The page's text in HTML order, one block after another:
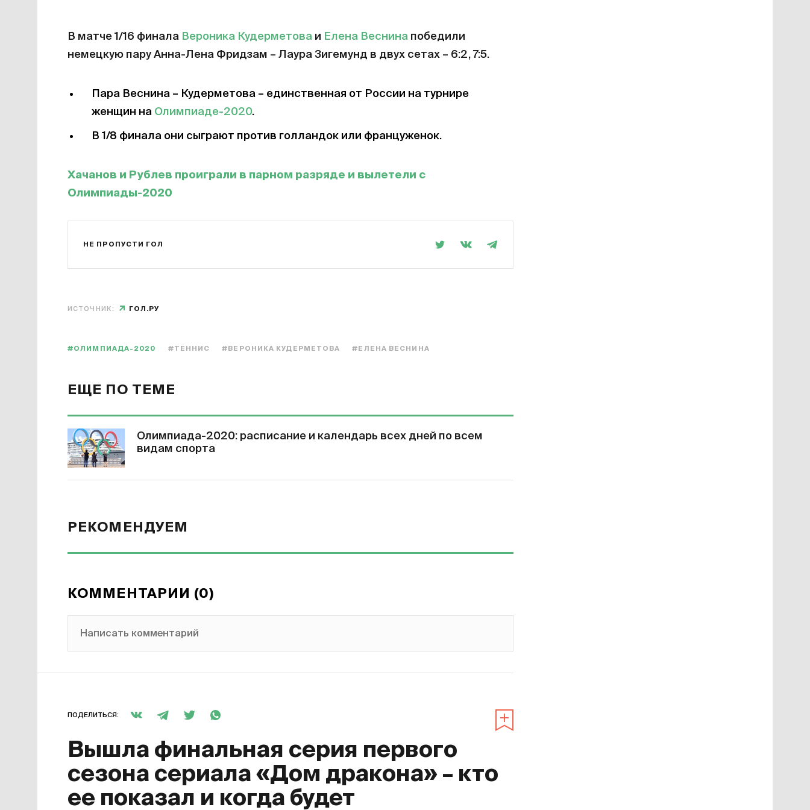
В матче 1/16 финала Вероника Кудерметова и Елена Веснина победили
немецкую пару Анна-Лена Фридзам – Лаура Зигемунд в двух сетах – 6:2, 7:5.
Пара Веснина – Кудерметова – единственная от России на турнире
женщин на Олимпиаде-2020.
В 1/8 финала они сыграют против голландок или француженок.
Хачанов и Рублев проиграли в парном разряде и вылетели с
Олимпиады-2020
НЕ ПРОПУСТИ ГОЛ
ИСТОЧНИК: ГОЛ.РУ
#ОЛИМПИАДА-2020 #ТЕННИС #ВЕРОНИКА КУДЕРМЕТОВА #ЕЛЕНА ВЕСНИНА
ЕЩЕ ПО ТЕМЕ
Олимпиада-2020: расписание и календарь всех дней по всем
видам спорта
РЕКОМЕНДУЕМ
КОММЕНТАРИИ (0)
Написать комментарий
ПОДЕЛИТЬСЯ:
Вышла финальная серия первого
сезона сериала «Дом дракона» – кто
ее показал и когда будет